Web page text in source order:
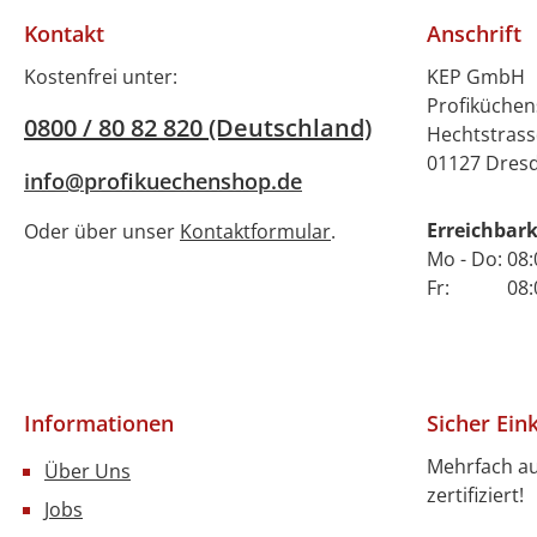
Kreationen
Bitte beachten Sie, dass
ausschließlich für den
Außenbereich geeignet
ist und ein
G-1KB 1K680 ist aus
Gusseisen gefertigt, was
Kontakt
Kostenfrei unter:
0800 / 80 82 820 (Deutschland)
info@profikuechenshop.de
Oder über unser Kontaktformular.
Anschrift
KEP GmbH
01127
Mo - Do:
Fr: 08:00
Informationen
Über Uns
Jobs
Sicher
Mehrfach
zertifiziert!